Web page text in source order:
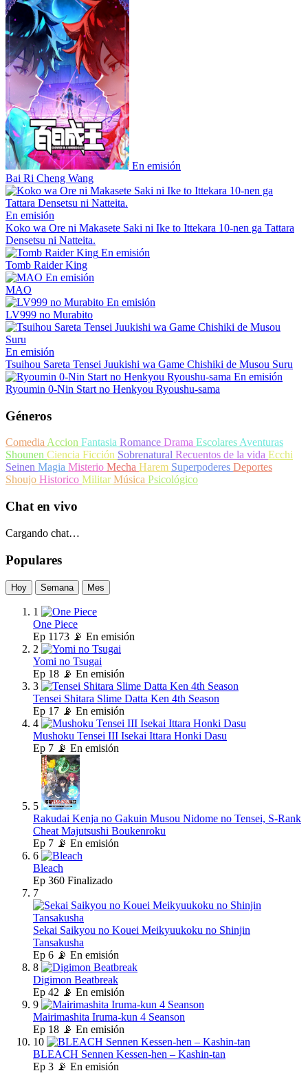
En emisión
Bai Ri Cheng Wang
En emisión
Koko wa Ore ni Makasete Saki ni Ike to Ittekara 10-nen ga Tattara
Densetsu ni Natteita.
En emisión
Tomb Raider King
En emisión
MAO
En emisión
LV999 no Murabito
En emisión
Tsuihou Sareta Tensei Juukishi wa Game Chishiki de Musou Suru
En emisión
Ryoumin 0-Nin Start no Henkyou Ryoushu-sama
Géneros
ComediaAccion Fantasia Romance Drama EscolaresAventuras
Shounen Ciencia Ficción Sobrenatural Recuentos de la vida Ecchi
Seinen Magia Misterio Mecha Harem Superpoderes Deportes
Shoujo Historico MilitarMúsica Psicológico
Chat en vivo
Cargando chat…
Populares
Hoy Semana Mes
1
One Piece
Ep 1173 📡 En emisión
2
Yomi no Tsugai
Ep 18 📡 En emisión
3
Tensei Shitara Slime Datta Ken 4th Season
Ep 17 📡 En emisión
4
Mushoku Tensei III Isekai Ittara Honki Dasu
Ep 7 📡 En emisión
5
Rakudai Kenja no Gakuin Musou Nidome no Tensei, S-Rank
Cheat Majutsushi Boukenroku
Ep 7 📡 En emisión
6
Bleach
Ep 360 Finalizado
7
Sekai Saikyou no Kouei Meikyuukoku no Shinjin
Tansakusha
Ep 6 📡 En emisión
8
Digimon Beatbreak
Ep 42 📡 En emisión
9
Mairimashita Iruma-kun 4 Seanson
Ep 18 📡 En emisión
10
BLEACH Sennen Kessen-hen – Kashin-tan
Ep 3 📡 En emisión